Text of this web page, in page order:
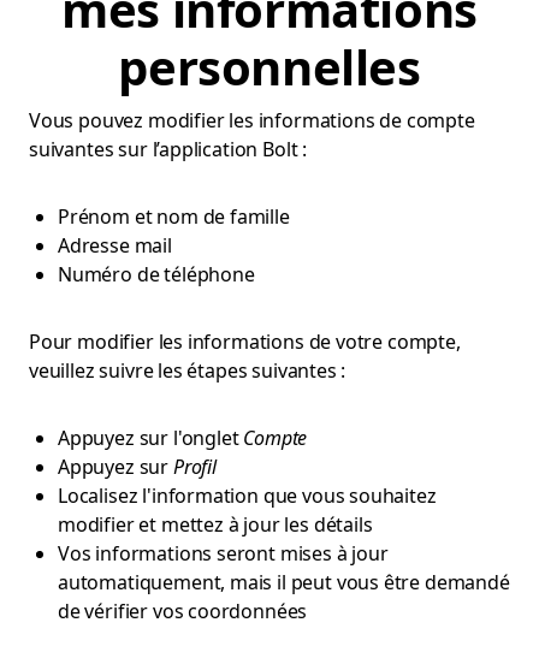
personnelles
Vous pouvez modifier les informations de compte
suivantes sur l’application Bolt :
Prénom et nom de famille
Adresse mail
Numéro de téléphone
Pour modifier les informations de votre compte,
veuillez suivre les étapes suivantes :
Appuyez sur l'ongletCompte
Appuyez surProfil
Localisez l'information que vous souhaitez
modifier et mettez à jour les détails
Vos informations seront mises à jour
automatiquement, mais il peut vous être demandé
de vérifier vos coordonnées